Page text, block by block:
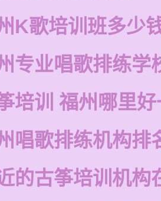
K歌培训班多少
专业唱歌排练学
培训 福州哪里
唱歌排练机构排
的古筝培训机构